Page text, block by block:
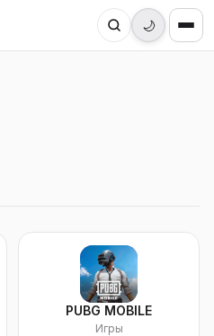
🌙
PUBG MOBILE
Игры